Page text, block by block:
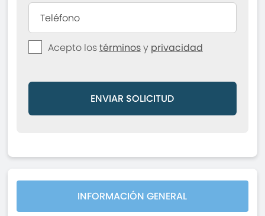
Acepto lostérminosy privacidad
ENVIAR SOLICITUD
INFORMACIÓN GENERAL